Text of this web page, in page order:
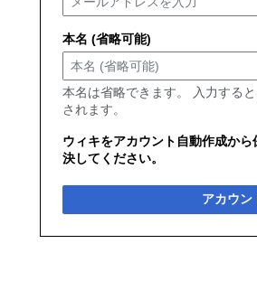
本名 (省略可能)
本名は省略できます。 入力する
されます。
ウィキをアカウント自動作成か
決してください。
アカウン